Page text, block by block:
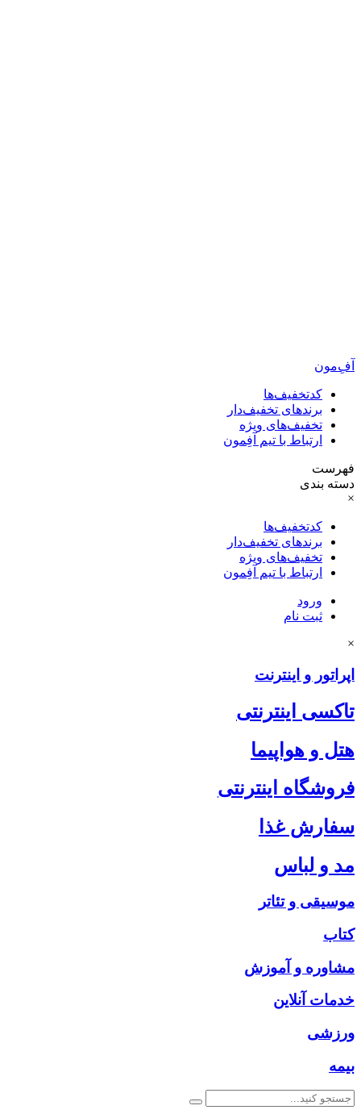
آفِ‌مون
کدتخفیف‌ها
برندهای تخفیف‌دار
تخفیف‌های ویژه
ارتباط با تیم آفِمون
فهرست
دسته بندی
×
کدتخفیف‌ها
برندهای تخفیف‌دار
تخفیف‌های ویژه
ارتباط با تیم آفِمون
ورود
ثبت نام
×
اپراتور و اینترنت
تاکسی اینترنتی
هتل و هواپیما
فروشگاه اینترنتی
سفارش غذا
مد و لباس
موسیقی و تئاتر
کتاب
مشاوره و آموزش
خدمات آنلاین
ورزشی
بیمه